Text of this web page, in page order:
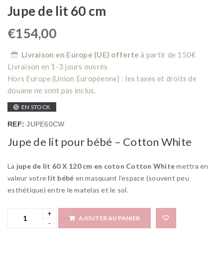
Jupe de lit 60 cm
€154,00
Livraison en Europe (UE) offerte à partir de 150€
Livraison en 1-3 jours ouvrés
Hors Europe (Union Européenne) : les taxes et droits de
douane ne sont pas inclus.
EN STOCK
REF:JUPE60CW
Jupe de lit pour bébé – Cotton White
La jupe de lit 60 X 120 cm en coton Cotton Whitemettra en
valeur votre lit bébé en masquant l’espace (souvent peu
esthétique) entre le matelas et le sol.
AJOUTER AU PANIER